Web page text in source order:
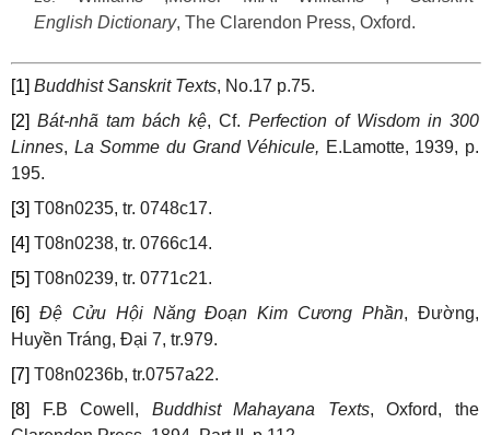
English Dictionary, The Clarendon Press, Oxford.
[1] Buddhist Sanskrit Texts, No.17 p.75.
[2] Bát-nhã tam bách kệ, Cf. Perfection of Wisdom in 300
Linnes, La Somme du Grand Véhicule, E.Lamotte, 1939, p.
195.
[3] T08n0235, tr. 0748c17.
[4] T08n0238, tr. 0766c14.
[5] T08n0239, tr. 0771c21.
[6]
Đệ Cửu Hội Năng Đoạn Kim Cương Phần, Đường,
Huyền Tráng, Đại 7, tr.979.
[7] T08n0236b, tr.0757a22.
[8]
F.B Cowell, Buddhist Mahayana Texts, Oxford, the